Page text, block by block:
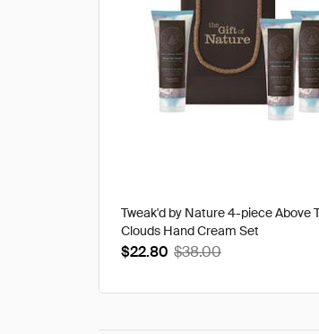
Tweak'd by Nature 4-piece Above
Clouds Hand Cream Set
$22.80 $38.00